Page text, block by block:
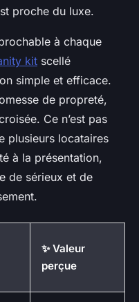
proche du luxe.
à chaque
kit scellé
simple et efficace.
de propreté,
Ce n’est pas
plusieurs locataires
à la présentation,
de sérieux et de
✨ Valeur
perçue